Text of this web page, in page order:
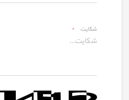
شکایت *